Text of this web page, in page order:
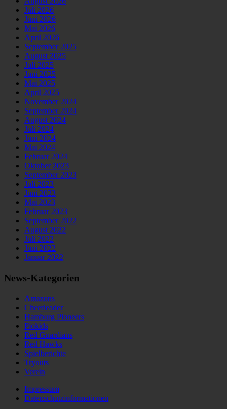
Juli 2026
Juni 2026
Mai 2026
April 2026
September 2025
August 2025
Juli 2025
Juni 2025
Mai 2025
April 2025
November 2024
September 2024
August 2024
Juli 2024
Juni 2024
Mai 2024
Februar 2024
Oktober 2023
September 2023
Juli 2023
Juni 2023
Mai 2023
Februar 2023
September 2022
August 2022
Juli 2022
Juni 2022
Januar 2022
News-Kategorien
Amazons
Cheerleader
Hamburg Pioneers
Piokids
Red Guardians
Red Hawks
Spielberichte
Tryouts
Verein
Impressum
Datenschutzinformationen